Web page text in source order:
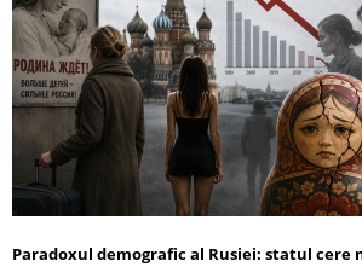
Paradoxul demografic al Rusiei: statul cere